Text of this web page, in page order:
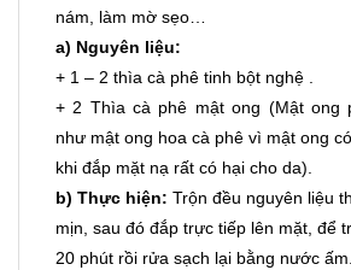
nám, làm mờ sẹo…
a) Nguyên liệu:
+ 1 – 2 thìa cà phê tinh bột nghệ .
+ 2 Thìa cà phê mật ong (Mật ong
như mật ong hoa cà phê vì mật ong
khi đắp mặt nạ rất có hại cho da).
b) Thực hiện: Trộn đều nguyên liệu
mịn, sau đó đắp trực tiếp lên mặt, để
20 phút rồi rửa sạch lại bằng nước